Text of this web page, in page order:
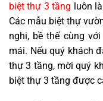
biệt thự 3 tầng luôn
Các mẫu biệt thự
nghi, bề thế cùng
mái. Nếu quý khách
thự 3 tầng, mời quý
biệt thự 3 tầng được